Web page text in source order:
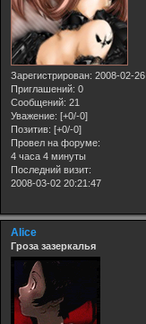
Зарегистрирован: 2008-02-26
Приглашений: 0
Сообщений: 21
Уважение: [+0/-0]
Позитив: [+0/-0]
Провел на форуме:
4 часа 4 минуты
Последний визит:
2008-03-02 20:21:47
Alice
Гроза зазеркалья